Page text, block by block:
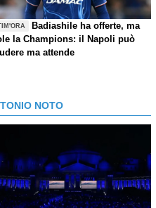
Badiashile ha offerte, ma
la Champions: il Napoli può
ma attende
NOTO